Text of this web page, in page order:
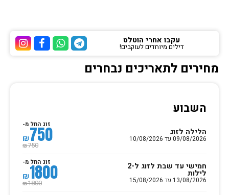
ערוץ ערוץ
ערוץ הוואטסאפ של
ערוץ הטלגרם של הוטלס
עקבו אחרי הוטלס
דילים מיוחדים לעוקבים!
מחירים לתאריכים נבחרים
השבוע
הלילה לזוג
09/08/2026 עד 10/08/2026
זוג החל מ-
₪750
₪750
חמישי עד שבת לזוג ל-2
לילות
13/08/2026 עד 15/08/2026
זוג החל מ-
₪1800
₪1800